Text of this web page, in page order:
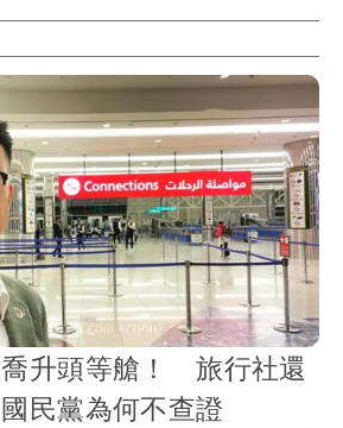
升頭等艙！ 旅行社還
民黨為何不查證